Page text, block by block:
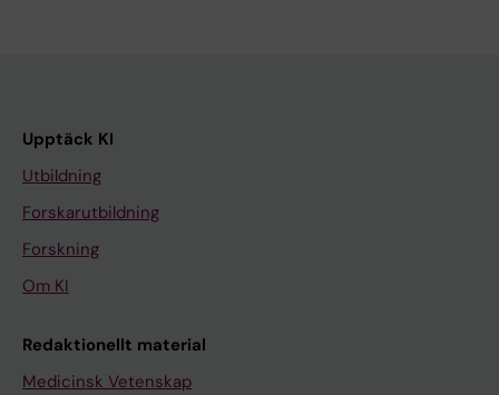
Upptäck KI
Utbildning
Forskarutbildning
Forskning
Om KI
Redaktionellt material
Medicinsk Vetenskap